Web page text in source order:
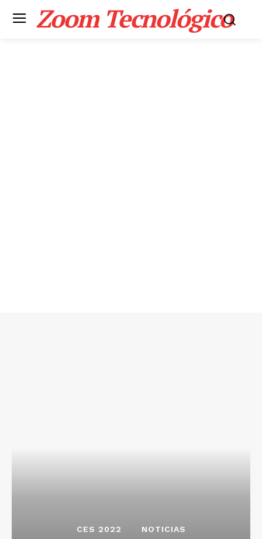
Zoom Tecnológico
CES 2022 NOTICIAS